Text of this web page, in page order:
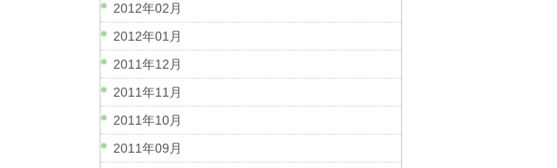
2012年02月
2012年01月
2011年12月
2011年11月
2011年10月
2011年09月